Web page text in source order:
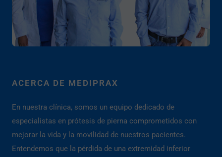
ACERCA DE MEDIPRAX
En nuestra clínica, somos un equipo dedicado de
especialistas en prótesis de pierna comprometidos con
mejorar la vida y la movilidad de nuestros pacientes.
Entendemos que la pérdida de una extremidad inferior